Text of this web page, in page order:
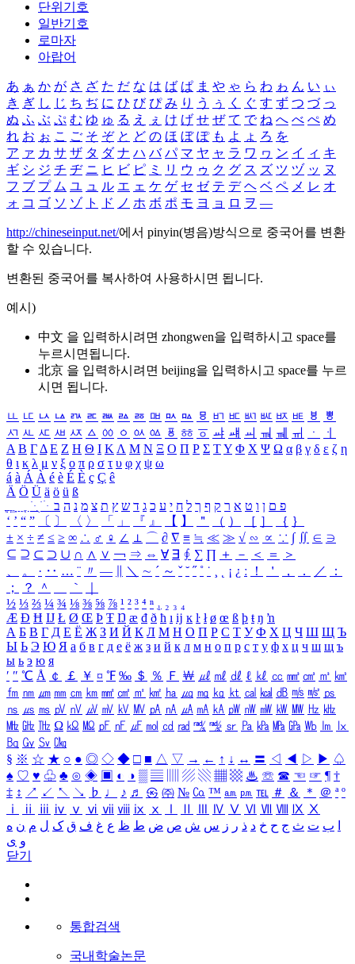
단위기호
일반기호
로마자
아랍어
あ ぁ か が さ ざ た だ な は ば ぱ ま や ゃ ら わ ゎ ん い ぃ
き ぎ し じ ち ぢ に ひ び ぴ み り う ぅ く ぐ す ず つ づ っ
ぬ ふ ぶ ぷ む ゆ ゅ る え ぇ け げ せ ぜ て で ね へ べ ぺ め
れ お ぉ こ ご そ ぞ と ど の ほ ぼ ぽ も よ ょ ろ を
ア ァ カ サ ザ タ ダ ナ ハ バ パ マ ヤ ャ ラ ワ ヮ ン イ ィ キ
ギ シ ジ チ ヂ ニ ヒ ビ ピ ミ リ ウ ゥ ク グ ス ズ ツ ヅ ッ ヌ
フ ブ プ ム ユ ュ ル エ ェ ケ ゲ セ ゼ テ デ ヘ ベ ペ メ レ オ
ォ コ ゴ ソ ゾ ト ド ノ ホ ボ ポ モ ヨ ョ ロ ヲ ―
http://chineseinput.net/에서 pinyin(병음)방식으로 중국어를 변환
할 수 있습니다.
변환된 중국어를 복사하여 사용하시면 됩니다.
예시)
中文 을 입력하시려면 zhongwen을 입력하시고 space를
누르시면됩니다.
北京 을 입력하시려면 beijing을 입력하시고 space를 누르
시면 됩니다.
ㅥ ㅦ ㅧ ㅨ ㅩ ㅪ ㅫ ㅬ ㅭ ㅮ ㅯ ㅰ ㅱ ㅲ ㅳ ㅴ ㅵ ㅶ ㅷ ㅸ
ㅹ
ㅺ ㅻ ㅼ ㅽ ㅾ ㅿ ㆀ ㆁ ㆂ ㆃ ㆄ ㆅ ㆆ ㆇ ㆈ ㆉ ㆊ ㆋ ㆌ ㆍ
ㆎ
Α Β ΓΔ Ε Ζ Η Θ Ι ΚΛ Μ Ν Ξ Ο Π Ρ Σ ΤΥ Φ Χ Ψ Ω α β γ δ ε ζ η
θ ι κ λ μ ν ξ ο π ρ σ τ υ φ χ ψ ω
á à Á À é è É È ç Ç ê
Ä Ö Ü ä ö ü ß
ִֶֹ ֻּ ׁׂ פ ם ן ו ט א ר ק ף ך ל ח י ע כ ג ד ש ץ ת צ מ נ ה ב
‘ ’ “ ” 〔 〕 〈 〉 「 」 『 』 【 】 ＂ （ ） ［ ］ ｛ ｝
± × ÷ ≠ ≤ ≥ ∞ ∴ ♂ ♀ ∠ ⊥ ⌒ ∂ ∇ ≡ ≒ ≪ ≫ √ ∽ ∝ ∵ ∫ ∬ ∈ ∋
⊆ ⊇ ⊂ ⊃ ∪ ∩ ∧ ∨ ￢ ⇒ ⇔ ∀ ∃ ∮ ∑ ∏ ＋ － ＜ ＝
＞
、
。 · ‥ … ¨ 〃 ― ＼ ∼ ´ ～ ˇ ˘ ˝ ˚ ˙ ¸ ¡ ¿ ː ！ ＇ ， ． ／
：
；
？ ＾ ｀
½ ⅓ ⅔ ¼ ¾ ⅛ ⅜ ⅝ ⅞ ¹ ² ³ ⁴ ⁿ ₁ ₂ ₃ ₄
Æ Ð Ħ Ĳ Ł Ø Œ Þ Ŧ Ŋ æ đ ð ħ ı ĳ ĸ ŀ ł ø œ ß þ ŧ ŋ ŉ
А Б В Г Д Е Ё Ж З И Й К Л М Н О П Р С Т У Ф Х Ц Ч Ш Щ Ъ
Ы Ь Э Ю Я а б в г д е ё ж з и й к л м н о п р с т у ф х ц ч ш щ ъ
ы ь э ю я
′ ″ ℃ Å ￠ ￡ ￥ ¤ ℉ ‰ ＄ ％ Ｆ ￦ ㎕ ㎖ ㎗ ℓ ㎘ ㏄ ㎣ ㎤ ㎥ ㎦
㎙ ㎚ ㎛ ㎜ ㎝ ㎞ ㎟ ㎠ ㎡ ㎢ ㏊ ㎍ ㎎ ㎏ ㏏ ㎈ ㎉ ㏈ ㎧ ㎨ ㎰
㎱ ㎲ ㎳ ㎴ ㎵ ㎶ ㎷ ㎸ ㎹ ㎀ ㎁ ㎂ ㎃ ㎄ ㎺ ㎻ ㎽ ㎾ ㎿ ㎐ ㎑
㎒ ㎓ ㎔ Ω ㏀ ㏁ ㎊ ㎋ ㎌ ㏖ ㏅ ㎭ ㎮ ㎯ ㏛ ㎩ ㎪ ㎫ ㎬ ㏝ ㏐
㏓
㏃ ㏉ ㏜ ㏆
§ ※ ☆ ★ ○ ● ◎ ◇ ◆ □ ■ △ ▽ → ← ↑ ↓ ↔ 〓 ◁ ◀ ▷ ▶ ♤
♠ ♡ ♥ ♧ ♣ ⊙ ◈ ▣ ◐ ◑ ▒ ▤ ▨ ▧ ▦ ▩ ♨ ☏ ☎ ☜ ☞ ¶ †
‡ ↕ ↗ ↙ ↖ ↘ ♭ ♩ ♪ ♬ ㉿ ㈜ № ㏇ ™ ㏂ ㏘ ℡ ＃ ＆ ＊ ＠ ª º
ⅰ
ⅱ ⅲ ⅳ ⅴ ⅵ ⅶ ⅷ ⅸ ⅹ Ⅳ Ⅴ Ⅵ Ⅶ Ⅷ Ⅸ Ⅹ
ب ت ث ج ح خ د ذ ر ز س ش ص ض ط ظ ع غ ف ق ک ل م ن ه
و ی
닫기
통합검색
국내학술논문